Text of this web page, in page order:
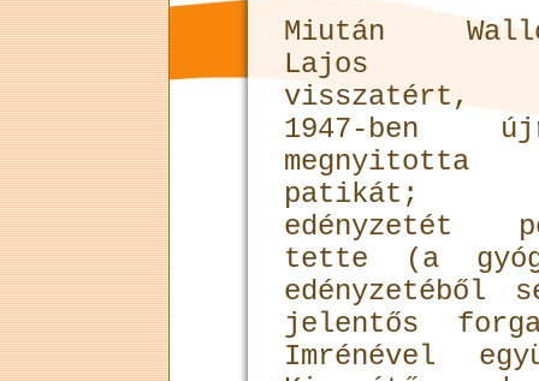
Miután
Lajos
visszatért,
1947-ben
megnyitotta
patikát;
edényzetét
tette (a
edényzetéből
jelentős
Imrénével